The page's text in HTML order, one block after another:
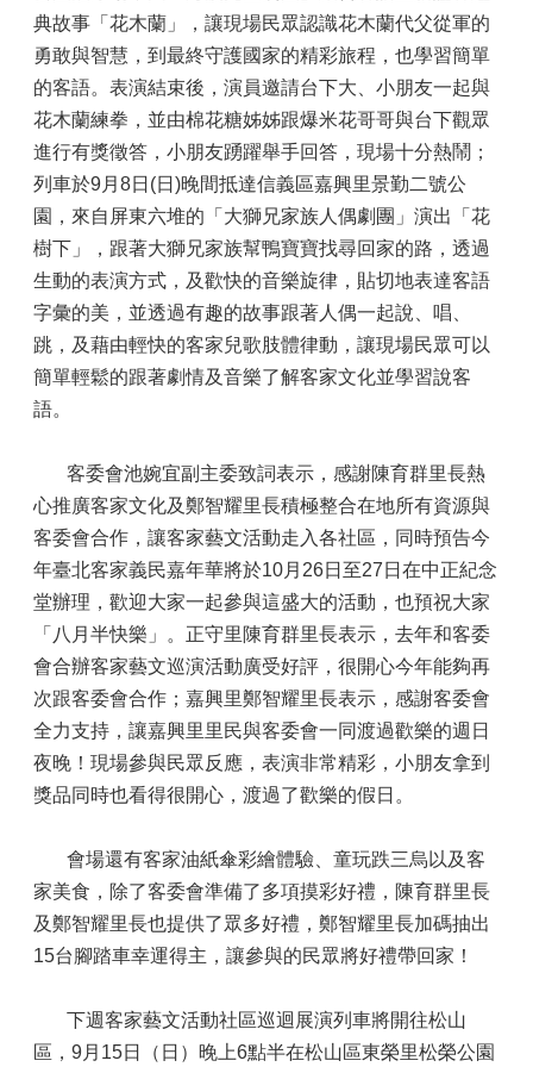
典故事「花木蘭」，讓現場民眾認識花木蘭代父從軍的
勇敢與智慧，到最終守護國家的精彩旅程，也學習簡單
的客語。表演結束後，演員邀請台下大、小朋友一起與
花木蘭練拳，並由棉花糖姊姊跟爆米花哥哥與台下觀眾
進行有獎徵答，小朋友踴躍舉手回答，現場十分熱鬧；
列車於9月8日(日)晚間抵達信義區嘉興里景勤二號公
園，來自屏東六堆的「大獅兄家族人偶劇團」演出「花
樹下」，跟著大獅兄家族幫鴨寶寶找尋回家的路，透過
生動的表演方式，及歡快的音樂旋律，貼切地表達客語
字彙的美，並透過有趣的故事跟著人偶一起說、唱、
跳，及藉由輕快的客家兒歌肢體律動，讓現場民眾可以
簡單輕鬆的跟著劇情及音樂了解客家文化並學習說客
語。
客委會池婉宜副主委致詞表示，感謝陳育群里長熱
心推廣客家文化及鄭智耀里長積極整合在地所有資源與
客委會合作，讓客家藝文活動走入各社區，同時預告今
年臺北客家義民嘉年華將於10月26日至27日在中正紀念
堂辦理，歡迎大家一起參與這盛大的活動，也預祝大家
「八月半快樂」。正守里陳育群里長表示，去年和客委
會合辦客家藝文巡演活動廣受好評，很開心今年能夠再
次跟客委會合作；嘉興里鄭智耀里長表示，感謝客委會
全力支持，讓嘉興里里民與客委會一同渡過歡樂的週日
夜晚！現場參與民眾反應，表演非常精彩，小朋友拿到
獎品同時也看得很開心，渡過了歡樂的假日。
會場還有客家油紙傘彩繪體驗、童玩跌三烏以及客
家美食，除了客委會準備了多項摸彩好禮，陳育群里長
及鄭智耀里長也提供了眾多好禮，鄭智耀里長加碼抽出
15台腳踏車幸運得主，讓參與的民眾將好禮帶回家！
下週客家藝文活動社區巡迴展演列車將開往松山
區，9月15日（日）晚上6點半在松山區東榮里松榮公園